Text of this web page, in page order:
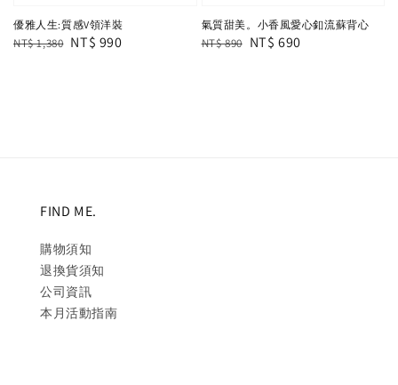
優雅人生:質感V領洋裝
Regular
NT$ 1,380 Sale
NT$ 990
氣質甜美。小香風愛心釦流蘇背心
Regular
NT$ 890 Sale
NT$ 690
FIND ME.
購物須知
退換貨須知
公司資訊
本月活動指南